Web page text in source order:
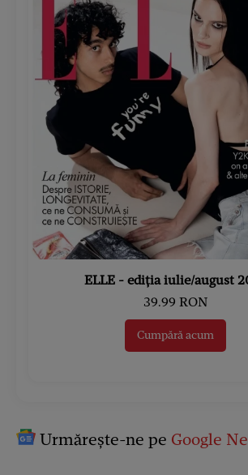
ELLE - ediția iulie/august
39.99 RON
Cumpără acum
Urmărește-ne pe Google